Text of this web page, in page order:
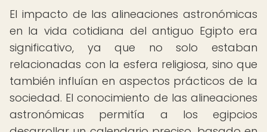
El impacto de las alineaciones astronómicas
en la vida cotidiana del antiguo Egipto era
significativo, ya que no solo estaban
relacionadas con la esfera religiosa, sino que
también influían en aspectos prácticos de la
sociedad. El conocimiento de las alineaciones
astronómicas permitía a los egipcios